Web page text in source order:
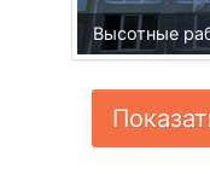
Высотные